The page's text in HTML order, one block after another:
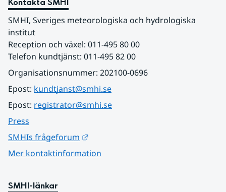
SMHI, Sveriges meteorologiska och hydrologiska
institut
Reception och växel: 011-495 80 00
Telefon kundtjänst: 011-495 82 00
Organisationsnummer: 202100-0696
Epost: kundtjanst@smhi.se
Epost: registrator@smhi.se
Press
SMHIs frågeforum
Mer kontaktinformation
SMHI-länkar